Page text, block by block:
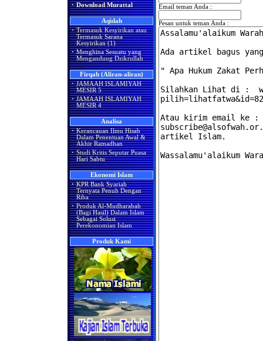
· Download Murattal
Aqidah
· Termasuk Kesyirikan atau
Termasuk Sarana
Kesyirikan (1)
· Menghina Sesuatu yang
Mengandung Dzikrullah
Firqah (Aliran-aliran)
· JAMAAH ISLAMIYAH
MESIR 5
· JAMAAH ISLAMIYAH
MESIR 4
Analisa
· Kerancauan Ilmu Hisab
Dalam Penentuan Awal &
Akhir Ramadhan
· Studi Kritis Seputar Puasa
Hari Sabtu
Ekonomi Islam
· KPR Bank Syariah
Ternyata Penuh Dengan
Riba
· Produk Al-Mudharabah
(Bagi Hasil) Dalam Islam
Sebagai Solusi
Perekonomian Islam
Produk Kami
Email teman Anda :
Pesan untuk teman Anda :